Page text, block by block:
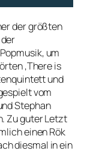
der größten
um
‚There is
und
vom
Stephan
Zu guter Letzt
einen Rök
diesmal in ein